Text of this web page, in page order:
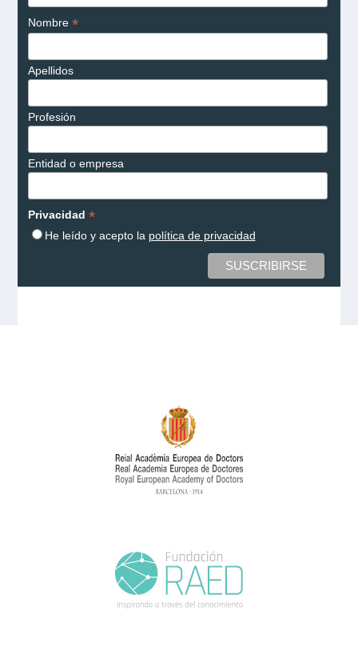
Nombre *
Apellidos
Profesión
Entidad o empresa
Privacidad *
He leído y acepto la política de privacidad